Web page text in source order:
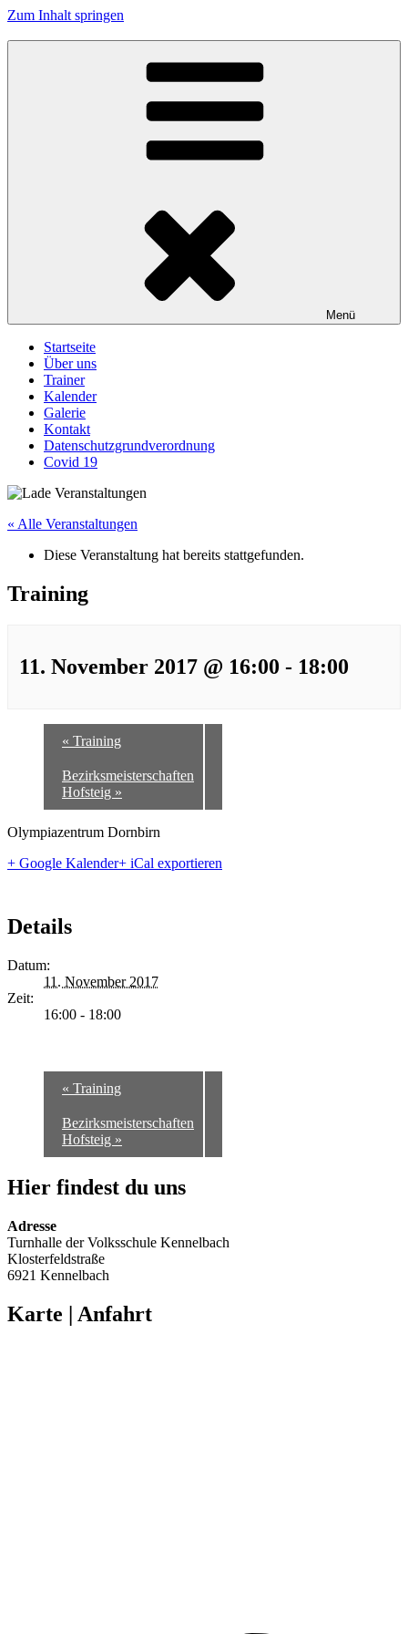
Zum Inhalt springen
Turnerschaft Kennelbach
Menü
Startseite
Über uns
Trainer
Kalender
Galerie
Kontakt
Datenschutzgrundverordnung
Covid 19
« Alle Veranstaltungen
Diese Veranstaltung hat bereits stattgefunden.
Training
11. November 2017 @ 16:00 - 18:00
« Training
Bezirksmeisterschaften
Hofsteig »
Olympiazentrum Dornbirn
+ Google Kalender+ iCal exportieren
Details
Datum:
11. November 2017
Zeit:
16:00 - 18:00
« Training
Bezirksmeisterschaften
Hofsteig »
Hier findest du uns
Adresse
Turnhalle der Volksschule Kennelbach
Klosterfeldstraße
6921 Kennelbach
Karte | Anfahrt